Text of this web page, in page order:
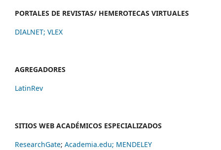
PORTALES DE REVISTAS/ HEMEROTECAS VIRTUALES
DIALNET; VLEX
AGREGADORES
LatinRev
SITIOS WEB ACADÉMICOS ESPECIALIZADOS
ResearchGate; Academia.edu; MENDELEY